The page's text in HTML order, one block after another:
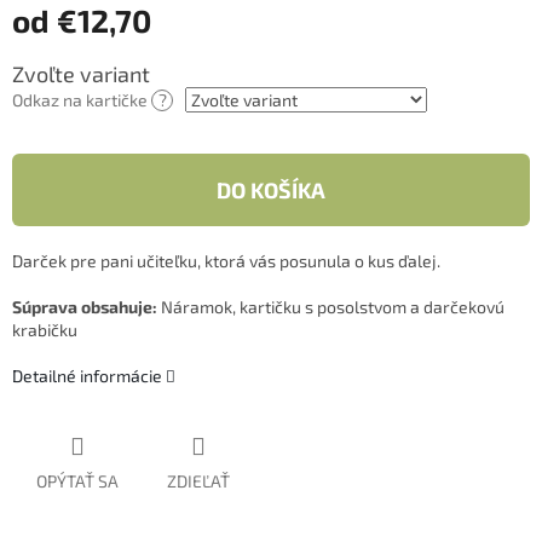
od €12,70
Jednotková
cena:
Zvoľte variant
Odkaz na kartičke ?
DO KOŠÍKA
Darček pre pani učiteľku, ktorá vás posunula o kus ďalej.
Súprava obsahuje: Náramok, kartičku s posolstvom a darčekovú
krabičku
Detailné informácie
OPÝTAŤ SA ZDIEĽAŤ